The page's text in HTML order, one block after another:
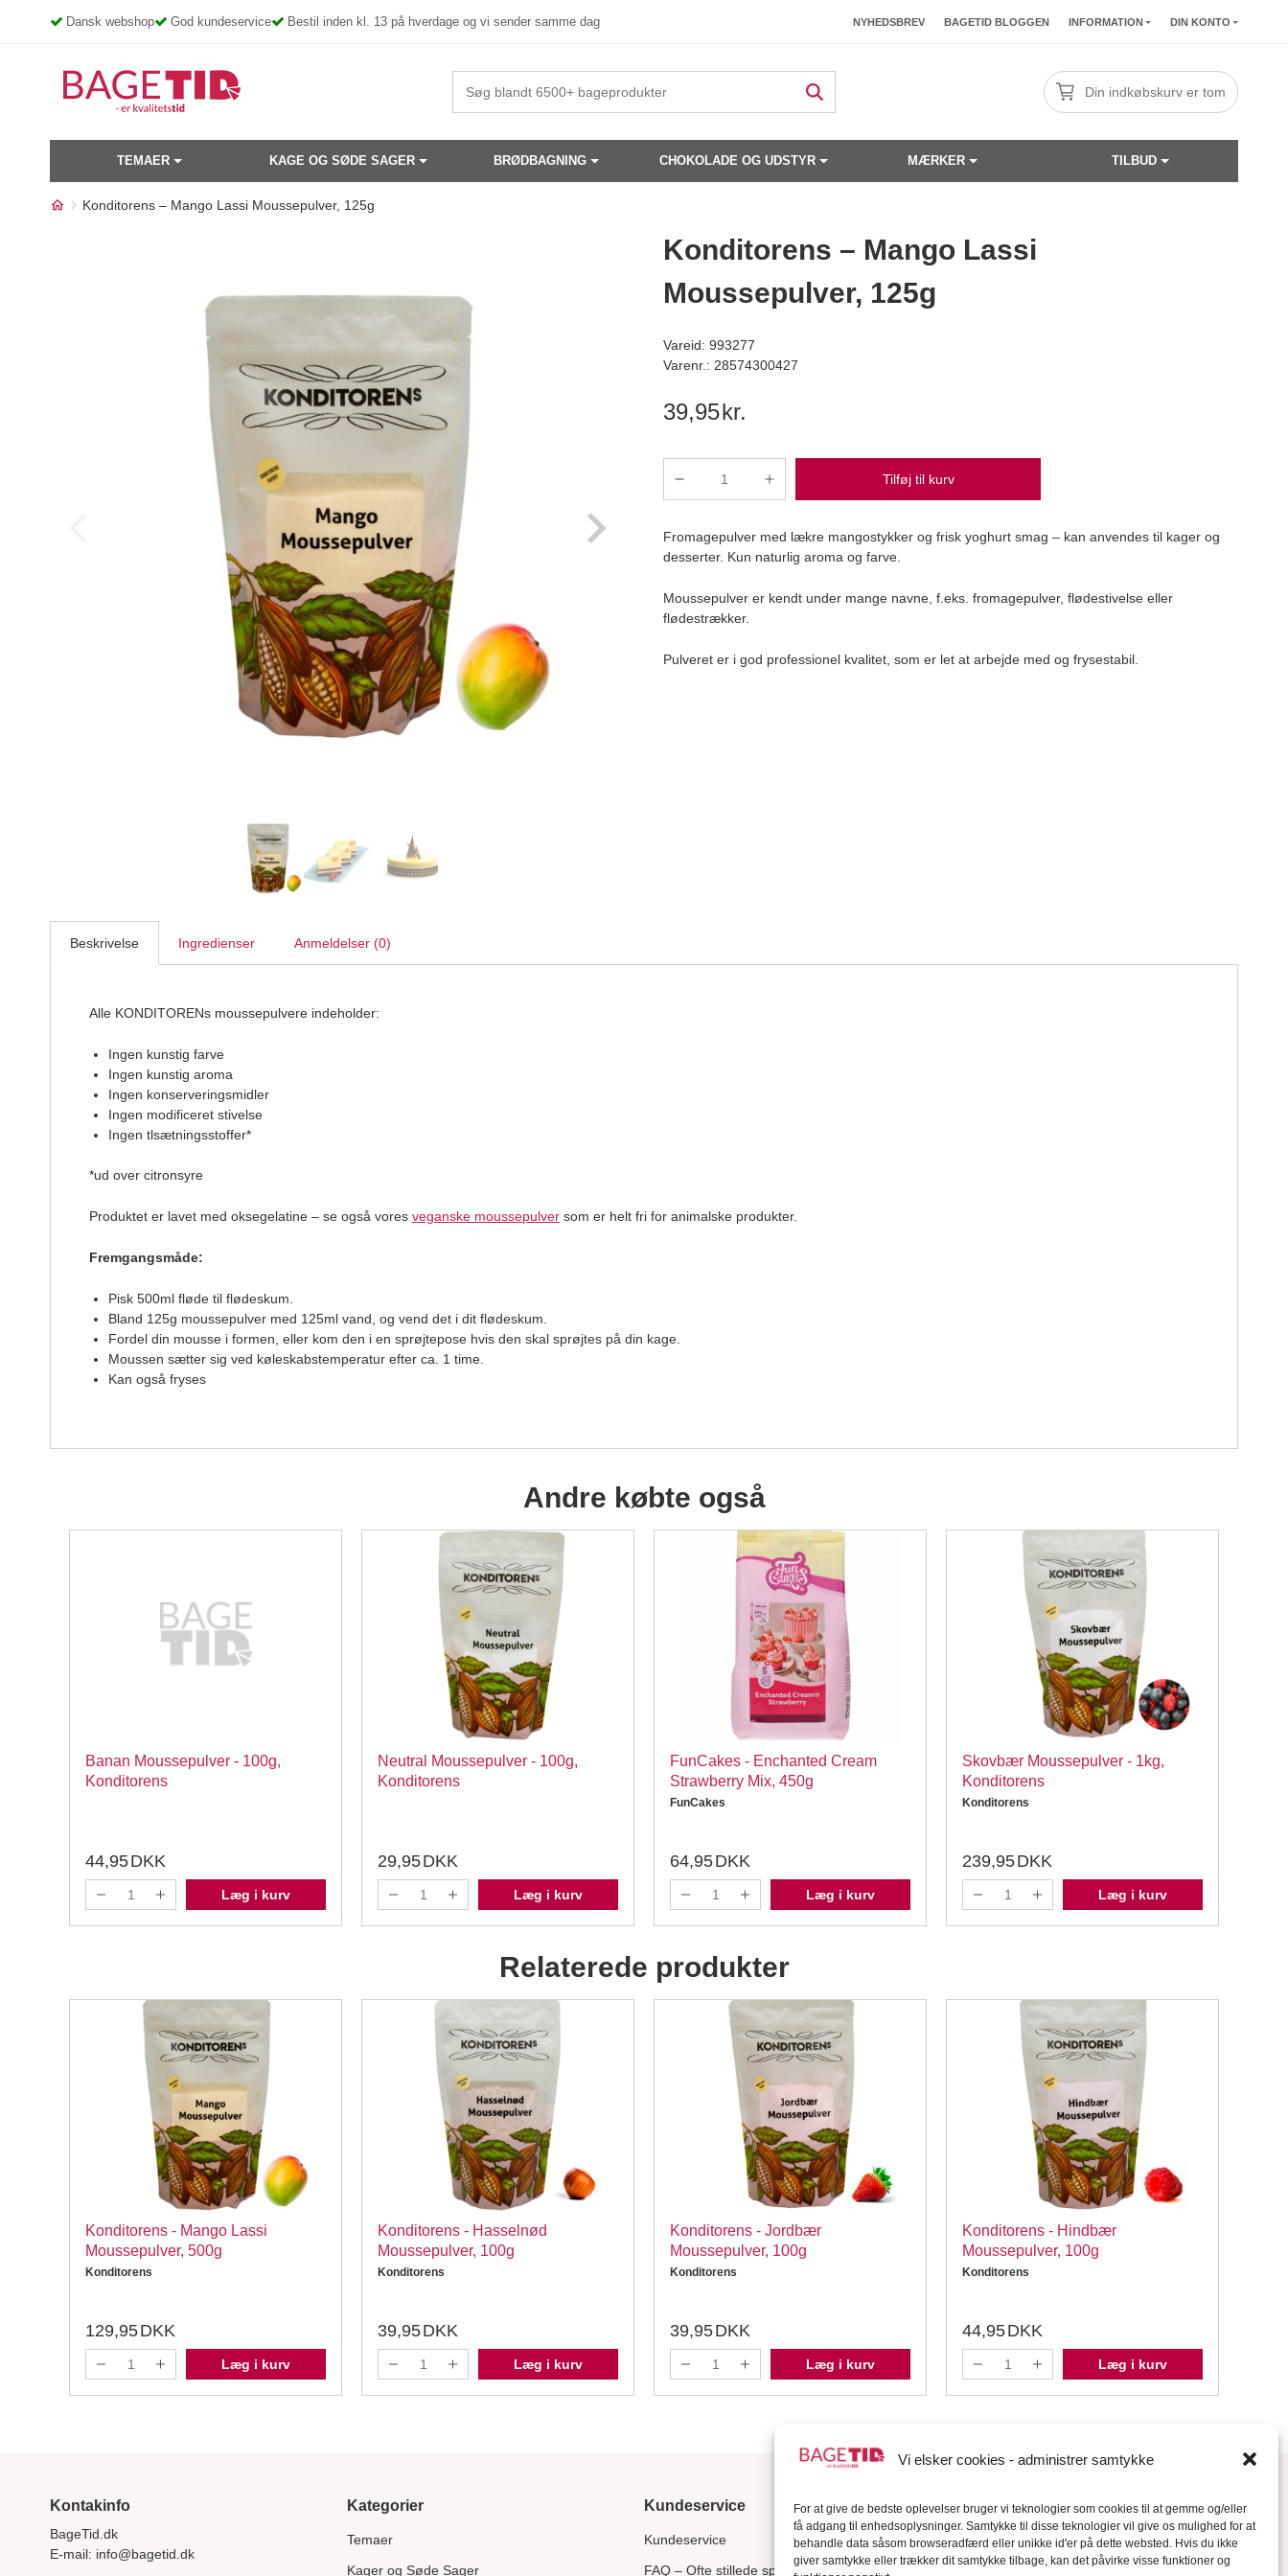
Vi elsker cookies - administrer samtykke
For at give de bedste oplevelser bruger vi teknologier som cookies til at gemme og/eller
få adgang til enhedsoplysninger. Samtykke til disse teknologier vil give os mulighed for at
behandle data såsom browseradfærd eller unikke id'er på dette websted. Hvis du ikke
giver samtykke eller trækker dit samtykke tilbage, kan det påvirke visse funktioner og
Dansk webshop God kundeservice Bestil inden kl. 13 på hverdage og vi sender samme dag NYHEDSBREV BAGETID BLOGGEN INFORMATION DIN KONTO
Din indkøbskurv er tom
TEMAER KAGE OG SØDE SAGER BRØDBAGNING CHOKOLADE OG UDSTYR MÆRKER TILBUD
Konditorens – Mango Lassi Moussepulver, 125g
Måske kunne nogle af disse produkter have din interesse?
Læg i kurv
Konditorens – Mango Lassi
Moussepulver, 125g
Vareid: 993277
Varenr.: 28574300427
39,95kr.
Konditorens
antal
Tilføj til kurv
Fromagepulver med lækre mangostykker og frisk yoghurt smag – kan anvendes til kager og
desserter. Kun naturlig aroma og farve.
Moussepulver er kendt under mange navne, f.eks. fromagepulver, flødestivelse eller
flødestrækker.
Pulveret er i god professionel kvalitet, som er let at arbejde med og frysestabil.
Beskrivelse Ingredienser Anmeldelser (0)
Alle KONDITORENs moussepulvere indeholder:
Ingen kunstig farve
Ingen kunstig aroma
Ingen konserveringsmidler
Ingen modificeret stivelse
Ingen tlsætningsstoffer*
*ud over citronsyre
Produktet er lavet med oksegelatine – se også vores veganske moussepulver som er helt fri for animalske produkter.
Fremgangsmåde:
Pisk 500ml fløde til flødeskum.
Bland 125g moussepulver med 125ml vand, og vend det i dit flødeskum.
Fordel din mousse i formen, eller kom den i en sprøjtepose hvis den skal sprøjtes på din kage.
Moussen sætter sig ved køleskabstemperatur efter ca. 1 time.
Kan også fryses
Andre købte også
Banan Moussepulver - 100g,
Konditorens
44,95DKK
Læg i kurv
Neutral Moussepulver - 100g,
Konditorens
29,95DKK
Læg i kurv
FunCakes - Enchanted Cream
Strawberry Mix, 450g
FunCakes
64,95DKK
Læg i kurv
Skovbær Moussepulver - 1kg,
Konditorens
Konditorens
239,95DKK
Læg i kurv
Relaterede produkter
Konditorens - Mango Lassi
Moussepulver, 500g
Konditorens
129,95DKK
Læg i kurv
Konditorens - Hasselnød
Moussepulver, 100g
Konditorens
39,95DKK
Læg i kurv
Konditorens - Jordbær
Moussepulver, 100g
Konditorens
39,95DKK
Læg i kurv
Konditorens - Hindbær
Moussepulver, 100g
Konditorens
44,95DKK
Læg i kurv
Kontakinfo
BageTid.dk
E-mail: info@bagetid.dk
Kategorier
Temaer
Kager og Søde Sager
Kundeservice
Kundeservice
FAQ – Ofte stillede spørgsmål